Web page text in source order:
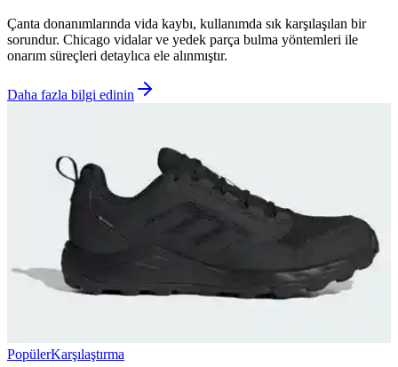
Çanta donanımlarında vida kaybı, kullanımda sık karşılaşılan bir
sorundur. Chicago vidalar ve yedek parça bulma yöntemleri ile
onarım süreçleri detaylıca ele alınmıştır.
Daha fazla bilgi edinin
PopülerKarşılaştırma